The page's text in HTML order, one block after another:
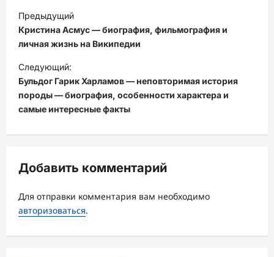
Н
а
в
и
г
а
я
з
а
п
и
Предыдущий
Кристина Асмус — биография, фильмография и
личная жизнь на Википедии
Следующий:
Бульдог Гарик Харламов — неповторимая история
породы — биография, особенности характера и
самые интересные факты
Добавить комментарий
Для отправки комментария вам необходимо
авторизоваться.